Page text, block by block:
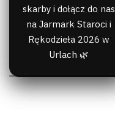
skarby i dołącz do nas
na Jarmark Staroci i
Rękodzieła 2026 w
Urlach 🌿